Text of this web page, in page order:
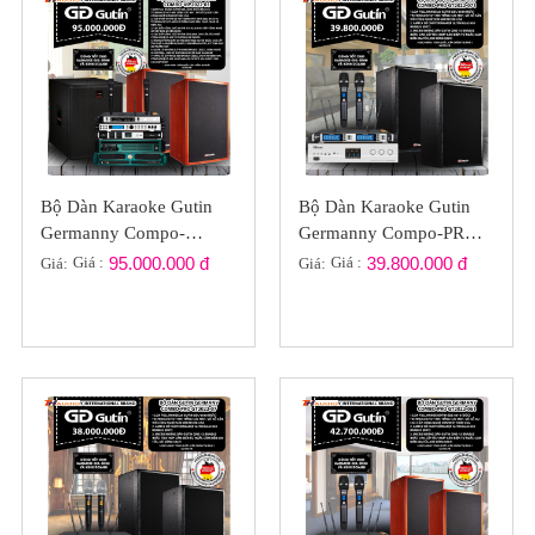
Bộ Dàn Karaoke Gutin
Germanny Compo-
VIP2022-01
Giá: Giá : 95.000.000 đ
Bộ Dàn Karaoke Gutin
Germanny Compo-PRO
GT2022-071
Giá: Giá : 39.800.000 đ